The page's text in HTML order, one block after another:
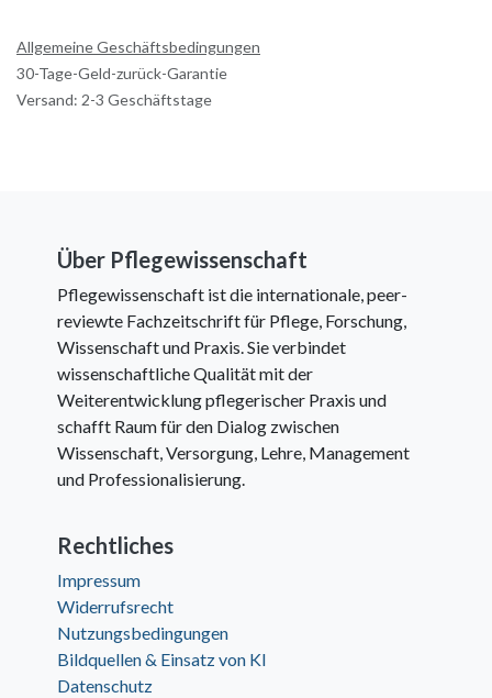
Allgemeine Geschäftsbedingungen
30-Tage-Geld-zurück-Garantie
Versand: 2-3 Geschäftstage
Über Pflegewissenschaft
Pflegewissenschaft ist die internationale, peer-
reviewte Fachzeitschrift für Pflege, Forschung,
Wissenschaft und Praxis. Sie verbindet
wissenschaftliche Qualität mit der
Weiterentwicklung pflegerischer Praxis und
schafft Raum für den Dialog zwischen
Wissenschaft, Versorgung, Lehre, Management
und Professionalisierung.
Rechtliches
Impressum
Widerrufsrecht
Nutzungsbedingungen
Bildquellen & Einsatz von KI
Datenschutz